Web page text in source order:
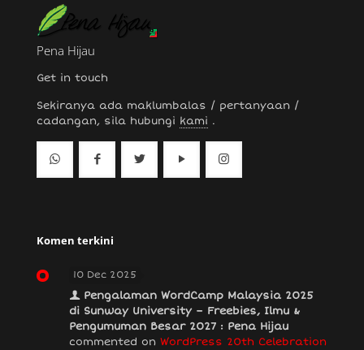
Pena Hijau
Get in touch
Sekiranya ada maklumbalas / pertanyaan /
cadangan, sila hubungi kami .
Komen terkini
10 Dec 2025
Pengalaman WordCamp Malaysia 2025
di Sunway University – Freebies, Ilmu &
Pengumuman Besar 2027 : Pena Hijau
commented on WordPress 20th Celebration